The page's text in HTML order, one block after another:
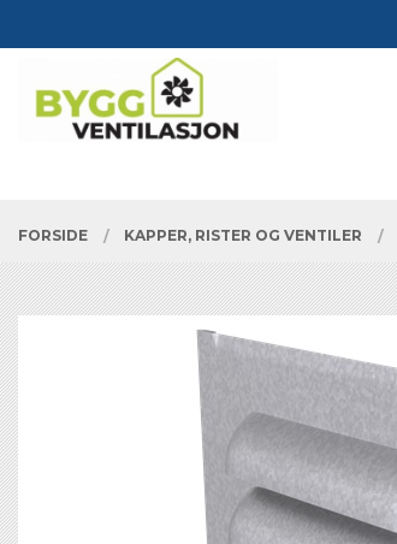
til
PRODUKTER
FORSIDE KAPPER, RISTER OG VENTILER